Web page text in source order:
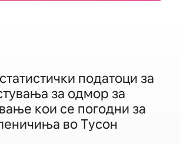
податоци за
за одмор за
кои се погодни за
во Тусон